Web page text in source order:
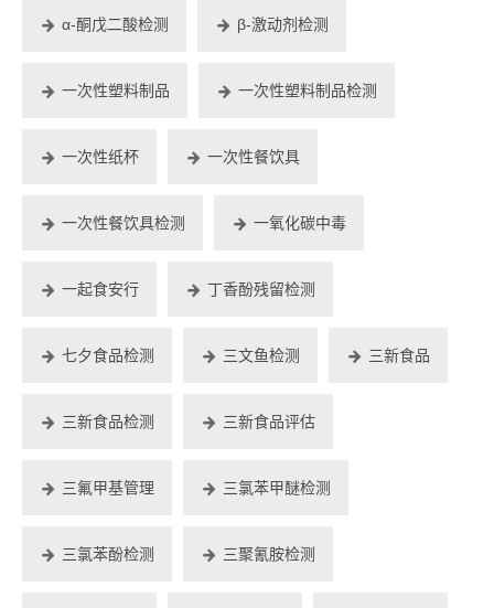
α-酮戊二酸检测 β-激动剂检测
一次性塑料制品 一次性塑料制品检测
一次性纸杯 一次性餐饮具
一次性餐饮具检测 一氧化碳中毒
一起食安行 丁香酚残留检测
七夕食品检测 三文鱼检测 三新食品
三新食品检测 三新食品评估
三氟甲基管理 三氯苯甲醚检测
三氯苯酚检测 三聚氰胺检测